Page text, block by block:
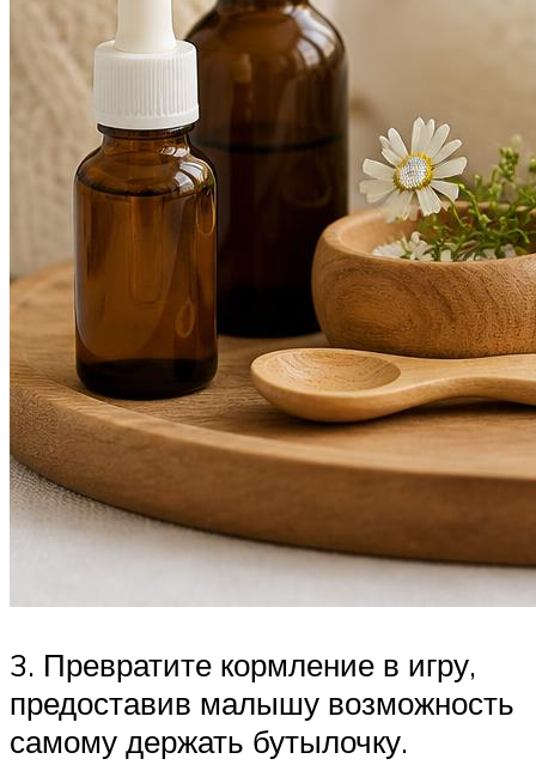
3. Превратите кормление в игру,
предоставив малышу возможность
самому держать бутылочку.